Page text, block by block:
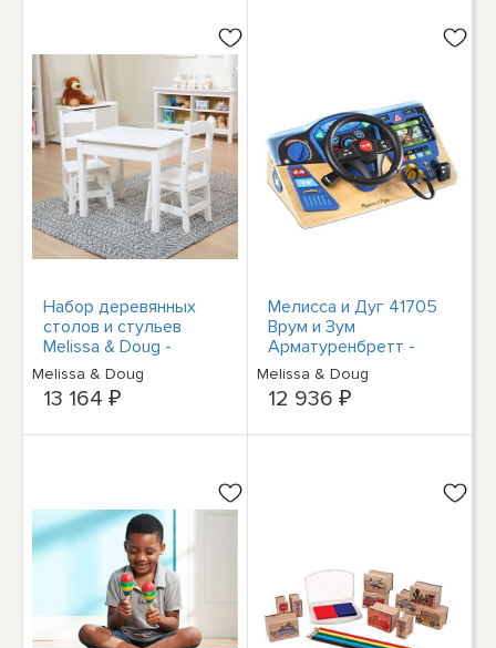
Набор деревянных
столов и стульев
Melissa & Doug -
белый
Melissa & Doug
13 164 ₽
Мелисса и Дуг 41705
Врум и Зум
Арматуренбретт -
Автофантастический
фильм-сказка
Melissa & Doug
12 936 ₽